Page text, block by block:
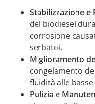
Stabilizzazione e
del biodiesel
corrosione
serbatoi.
Miglioramento
congelamento
fluidità alle
Pulizia e